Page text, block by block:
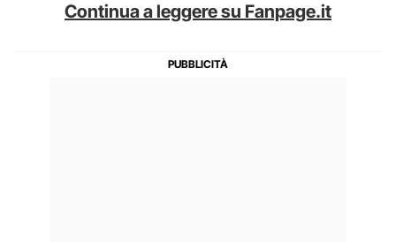
Continua a leggere su Fanpage.it